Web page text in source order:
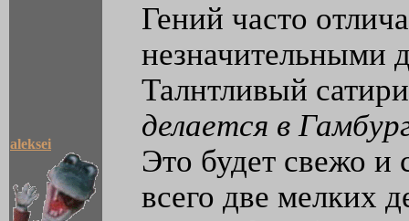
aleksei
Гений часто
незначительными
Талнтливый
делается в
Это будет свежо
всего две мелких